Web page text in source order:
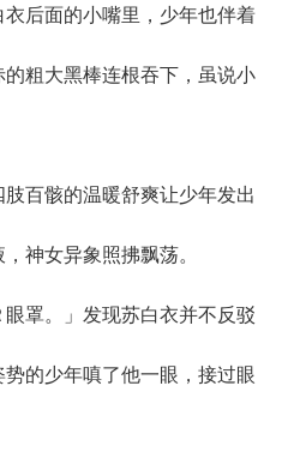
后面的小嘴里，少年也伴着
粗大黑棒连根吞下，虽说小
骸的温暖舒爽让少年发出
神女异象照拂飘荡。
罩。」发现苏白衣并不反驳
的少年嗔了他一眼，接过眼